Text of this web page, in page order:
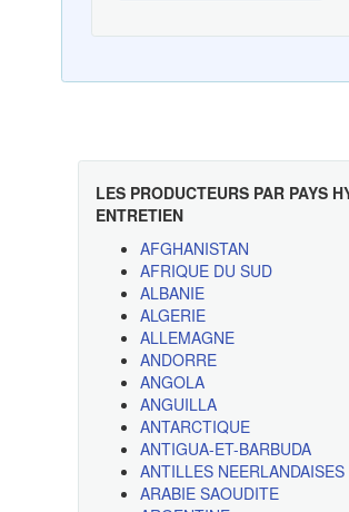
LES PRODUCTEURS PAR PAYS
ENTRETIEN
AFGHANISTAN
AFRIQUE DU SUD
ALBANIE
ALGERIE
ALLEMAGNE
ANDORRE
ANGOLA
ANGUILLA
ANTARCTIQUE
ANTIGUA-ET-BARBUDA
ANTILLES NEERLANDAISES
ARABIE SAOUDITE